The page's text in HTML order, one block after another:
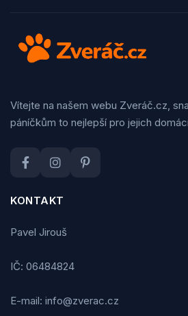
Vítejte na našem webu Zveráč.cz,
páníčkům to nejlepší pro jejich
KONTAKT
Pavel Jirouš
IČ: 06484824
E-mail: info@zverac.cz